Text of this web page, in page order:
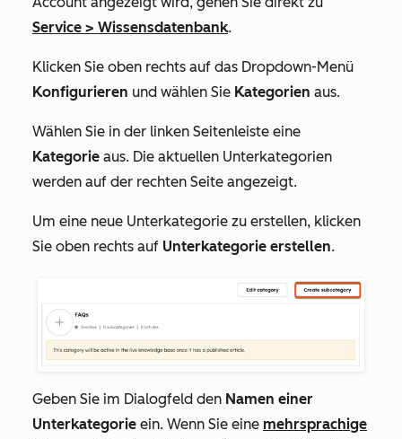
Service > Wissensdatenbank.
Klicken Sie oben rechts auf das Dropdown-Menü
Konfigurieren und wählen Sie Kategorien aus.
Wählen Sie in der linken Seitenleiste eine
Kategorie aus. Die aktuellen Unterkategorien
werden auf der rechten Seite angezeigt.
Um eine neue Unterkategorie zu erstellen, klicken
Sie oben rechts auf Unterkategorie erstellen.
Geben Sie im Dialogfeld den Namen einer
Unterkategorie ein. Wenn Sie eine mehrsprachige